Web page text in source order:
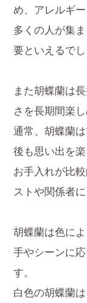
め、アレルギ
多くの人が集
要といえるでし
また胡蝶蘭は
さを長期間楽し
通常、胡蝶蘭
後も思い出を
お手入れが比
ストや関係者
胡蝶蘭は色に
手やシーンに
す。
白色の胡蝶蘭